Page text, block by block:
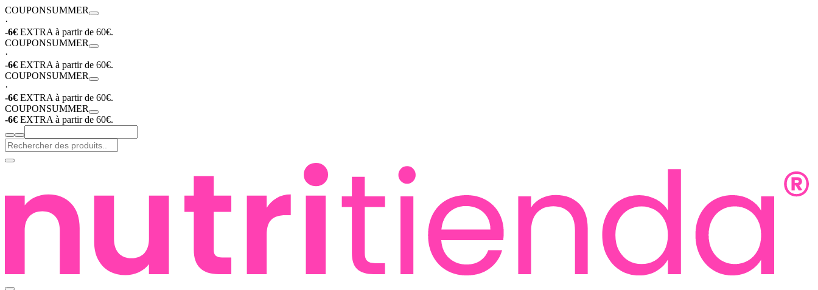
COUPONSUMMER
·
-6€ EXTRA à partir de 60€.
COUPONSUMMER
·
-6€ EXTRA à partir de 60€.
COUPONSUMMER
·
-6€ EXTRA à partir de 60€.
COUPONSUMMER
-6€ EXTRA à partir de 60€.